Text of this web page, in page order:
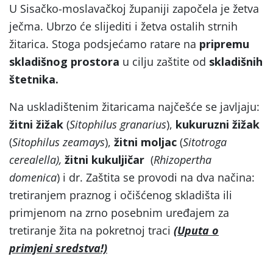
U Sisačko-moslavačkoj županiji započela je žetva
ječma. Ubrzo će slijediti i žetva ostalih strnih
žitarica. Stoga podsjećamo ratare na pripremu
skladišnog prostora u cilju zaštite od skladišnih
štetnika.
Na uskladištenim žitaricama najčešće se javljaju:
žitni žižak (Sitophilus granarius), kukuruzni žižak
(Sitophilus zeamays), žitni moljac (Sitotroga
cerealella), žitni kukuljičar (Rhizopertha
domenica) i dr. Zaštita se provodi na dva načina:
tretiranjem praznog i očišćenog skladišta ili
primjenom na zrno posebnim uređajem za
tretiranje žita na pokretnoj traci (Uputa o
primjeni sredstva!)